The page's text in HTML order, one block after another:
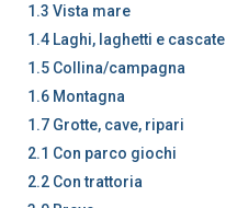
1.3 Vista mare
1.4 Laghi, laghetti e cascate
1.5 Collina/campagna
1.6 Montagna
1.7 Grotte, cave, ripari
2.1 Con parco giochi
2.2 Con trattoria